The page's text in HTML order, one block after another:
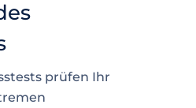
prüfen Ihr